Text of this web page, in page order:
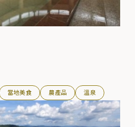
當地美食 農產品 溫泉